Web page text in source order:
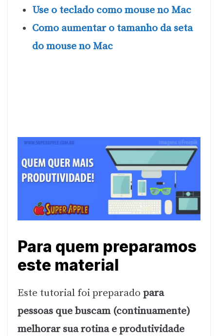
Use o teclado como mouse no Mac
Como aumentar o tamanho da seta
do mouse no Mac
Para quem preparamos
este material
Este tutorial foi preparado para
pessoas que buscam (continuamente)
melhorar sua rotina e produtividade